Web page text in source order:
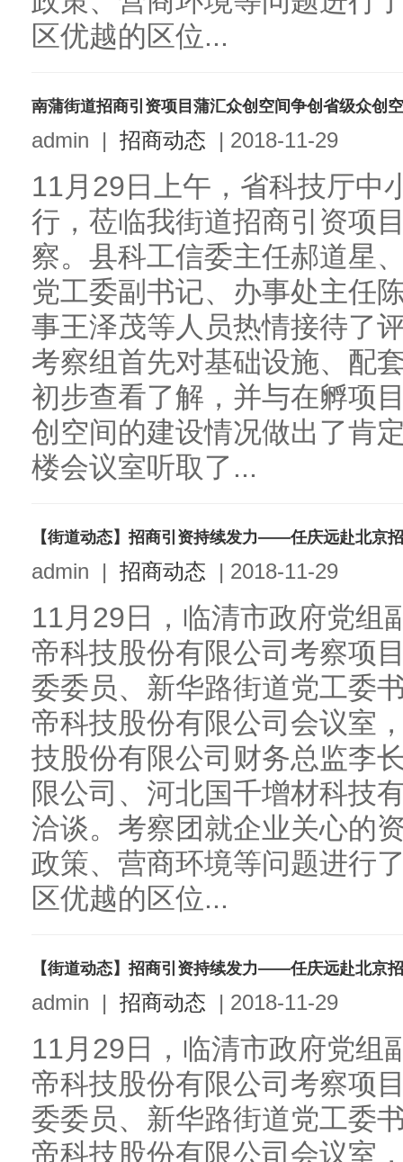
区优越的区位...
南蒲街道招商引资项目蒲汇众创空间争创省级众创
admin | 招商动态 | 2018-11-29
11月29日上午，省科技厅中
行，莅临我街道招商引资项
察。县科工信委主任郝道星
党工委副书记、办事处主任
事王泽茂等人员热情接待了
考察组首先对基础设施、配
初步查看了解，并与在孵项
创空间的建设情况做出了肯
楼会议室听取了...
【街道动态】招商引资持续发力——任庆远赴北京
admin | 招商动态 | 2018-11-29
11月29日，临清市政府党组
帝科技股份有限公司考察项
委委员、新华路街道党工委
帝科技股份有限公司会议室
技股份有限公司财务总监李
限公司、河北国千增材科技
洽谈。考察团就企业关心的
政策、营商环境等问题进行
区优越的区位...
【街道动态】招商引资持续发力——任庆远赴北京
admin | 招商动态 | 2018-11-29
11月29日，临清市政府党组
帝科技股份有限公司考察项
委委员、新华路街道党工委
帝科技股份有限公司会议室